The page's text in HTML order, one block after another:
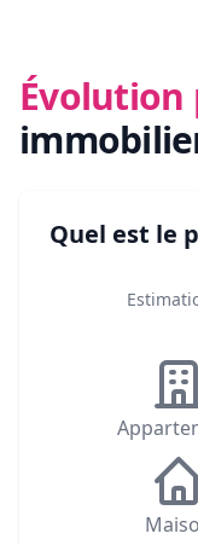
Évolution
Quel est le